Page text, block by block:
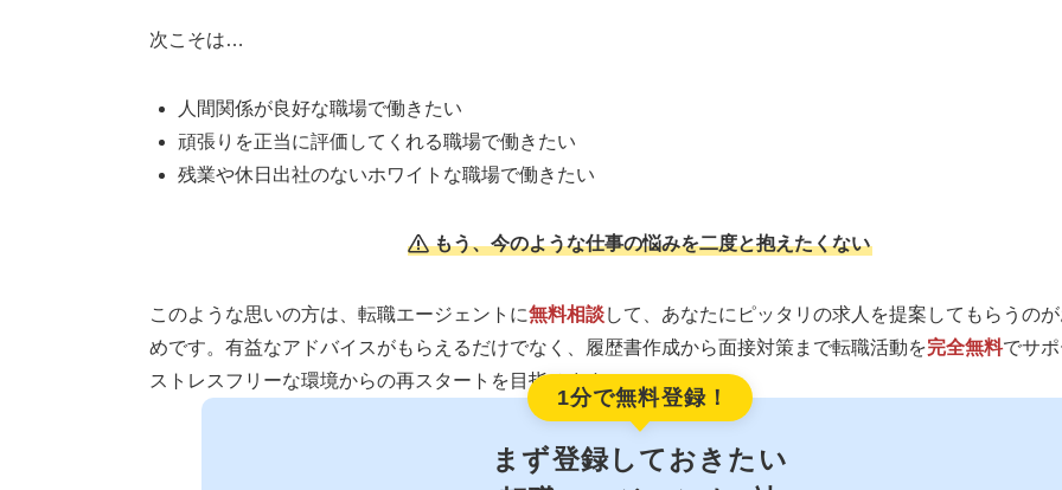
次こそは…
人間関係が良好な職場で働きたい
頑張りを正当に評価してくれる職場で働きたい
残業や休日出社のないホワイトな職場で働きたい
もう、今のような仕事の悩みを二度と抱えたくない
このような思いの方は、転職エージェントに無料相談して、あなたにピッタリの求人を提案してもらうの
めです。有益なアドバイスがもらえるだけでなく、履歴書作成から面接対策まで転職活動を完全無料でサポ
ストレスフリーな環境からの再スタートを目指せます。
1分で無料登録！
まず登録しておきたい